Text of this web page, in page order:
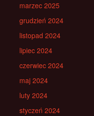
marzec 2025
grudzień 2024
listopad 2024
lipiec 2024
czerwiec 2024
maj 2024
luty 2024
styczeń 2024